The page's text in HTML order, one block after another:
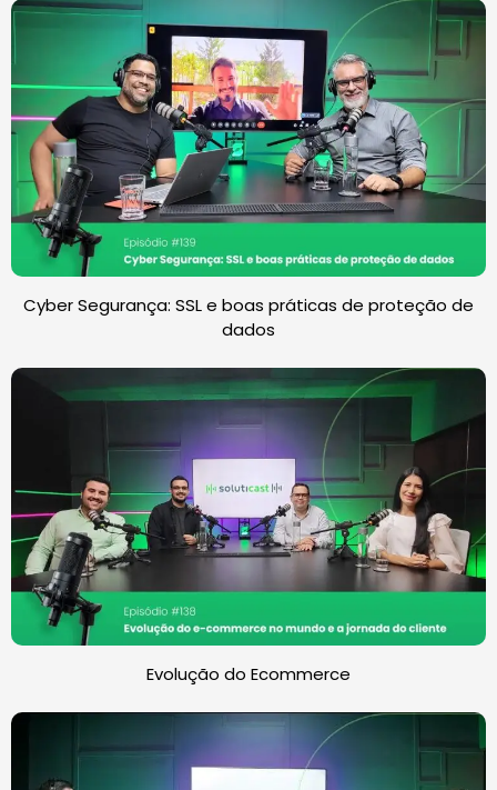
Cyber Segurança: SSL e boas práticas de proteção de
dados
Evolução do Ecommerce